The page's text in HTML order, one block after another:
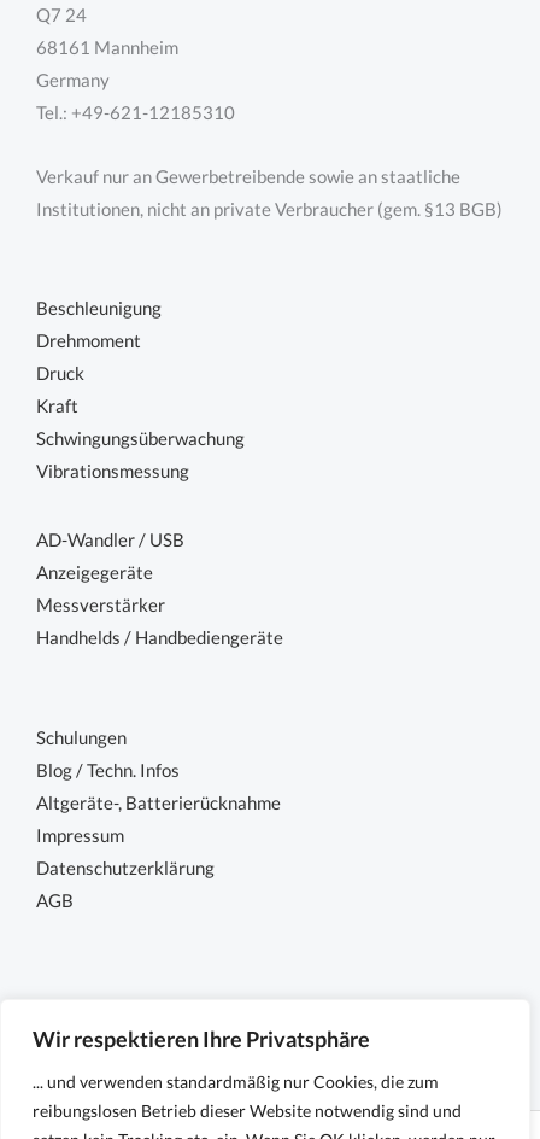
Wir respektieren Ihre Privatsphäre
... und verwenden standardmäßig nur Cookies, die zum
reibungslosen Betrieb dieser Website notwendig sind und
Q7 24
68161 Mannheim
Germany
Tel.: +49-621-12185310
Verkauf nur an Gewerbetreibende sowie an staatliche
Institutionen, nicht an private Verbraucher (gem. §13 BGB)
Beschleunigung
Drehmoment
Druck
Kraft
Schwingungsüberwachung
Vibrationsmessung
AD-Wandler / USB
Anzeigegeräte
Messverstärker
Handhelds / Handbediengeräte
Schulungen
Blog / Techn. Infos
Altgeräte-, Batterierücknahme
Impressum
Datenschutzerklärung
AGB